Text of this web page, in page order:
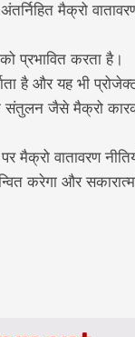
मैक्रो
प्रभावित करता है।
है और यह भी
संतुलन जैसे मैक्रो
मैक्रो वातावरण
करेगा और सकारात्मक